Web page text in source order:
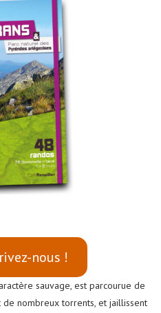
nous !
sauvage, est parcourue de
de nombreux torrents, et jaillissent